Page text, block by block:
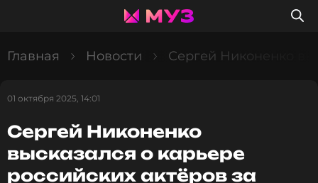
Главная Новости Сергей Никоненко
01 октября 2025, 14:01
Сергей Никоненко
высказался о карьере
российских актёров за